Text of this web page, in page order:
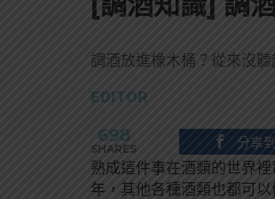
調酒放進橡木桶？從來沒
EDITOR
698
SHARES 分享
熟成這件事在酒類的世界
年，其他各種酒類也都可以